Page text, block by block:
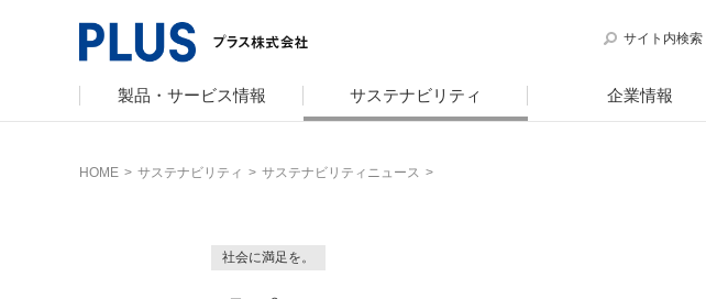
製品・サービス情報 サステナビリティ 企業情報
サイト内検索
HOME > サステナビリティ > サステナビリティニュース >
社会に満足を。